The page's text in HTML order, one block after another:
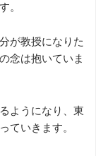
。
が教授になりた
念は抱いていま
ようになり、東
ていきます。